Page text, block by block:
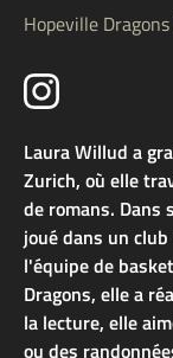
Hopeville
Laura Willud a
Zurich, où elle
de romans. Dans
joué dans un
l'équipe de
Dragons, elle a
la lecture, elle
ou des